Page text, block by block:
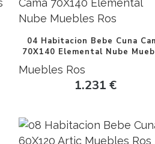
04 Habitacion Bebe Cuna
70X140 Elemental Nube
Muebles Ros
1.231 €